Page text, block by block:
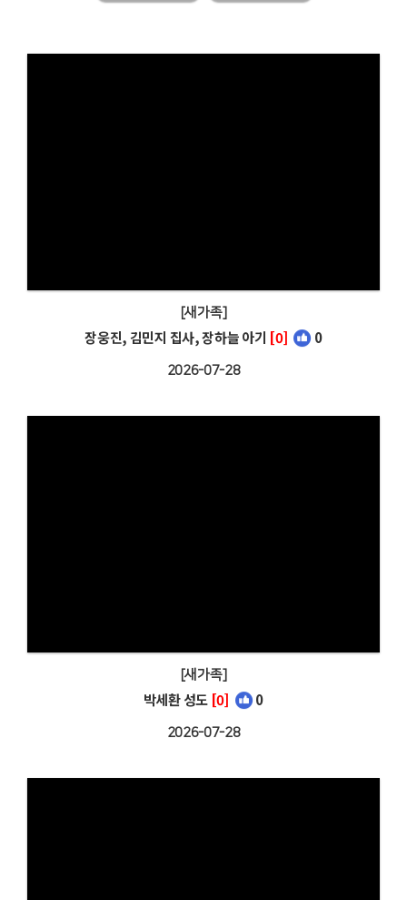
[새가족]
장웅진, 김민지 집사, 장하늘 아기 [0] 0
2026-07-28
[새가족]
박세환 성도 [0] 0
2026-07-28